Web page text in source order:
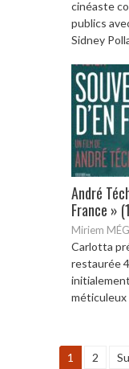
cinéaste
publics
Sidney
André
France »
Miriem
Carlotta
restaurée
méticuleux
1 2